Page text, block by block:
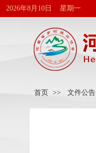
2026年8月10日 星期一
首页 >> 文件公告